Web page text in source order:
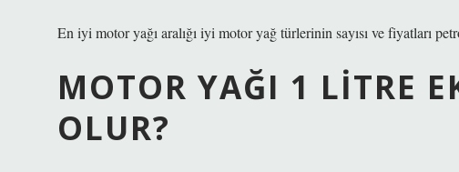
En iyi motor yağı aralığı iyi motor yağ türlerinin sayısı ve fiyatları
MOTOR YAĞI 1 LITRE
OLUR?